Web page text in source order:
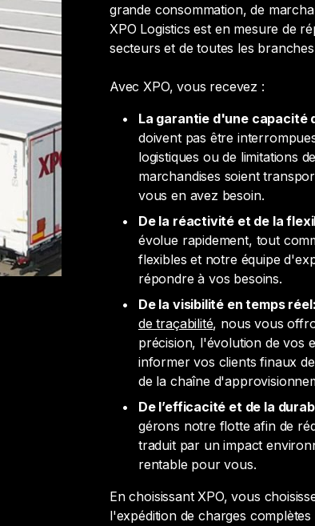
grande consommation, de
XPO Logistics est en mesure de
secteurs et de toutes les
Avec XPO, vous recevez :
La garantie d'une capacité
doivent pas être
logistiques ou de limitations
marchandises soient
vous en avez besoin.
De la réactivité et de la
évolue rapidement, tout
flexibles et notre équipe
répondre à vos besoins.
De la visibilité en temps réel:
de traçabilité, nous vous
précision, l'évolution de vos
informer vos clients finaux
de la chaîne
De l’efficacité et de la
gérons notre flotte afin de
traduit par un impact
rentable pour vous.
En choisissant XPO, vous
l'expédition de charges